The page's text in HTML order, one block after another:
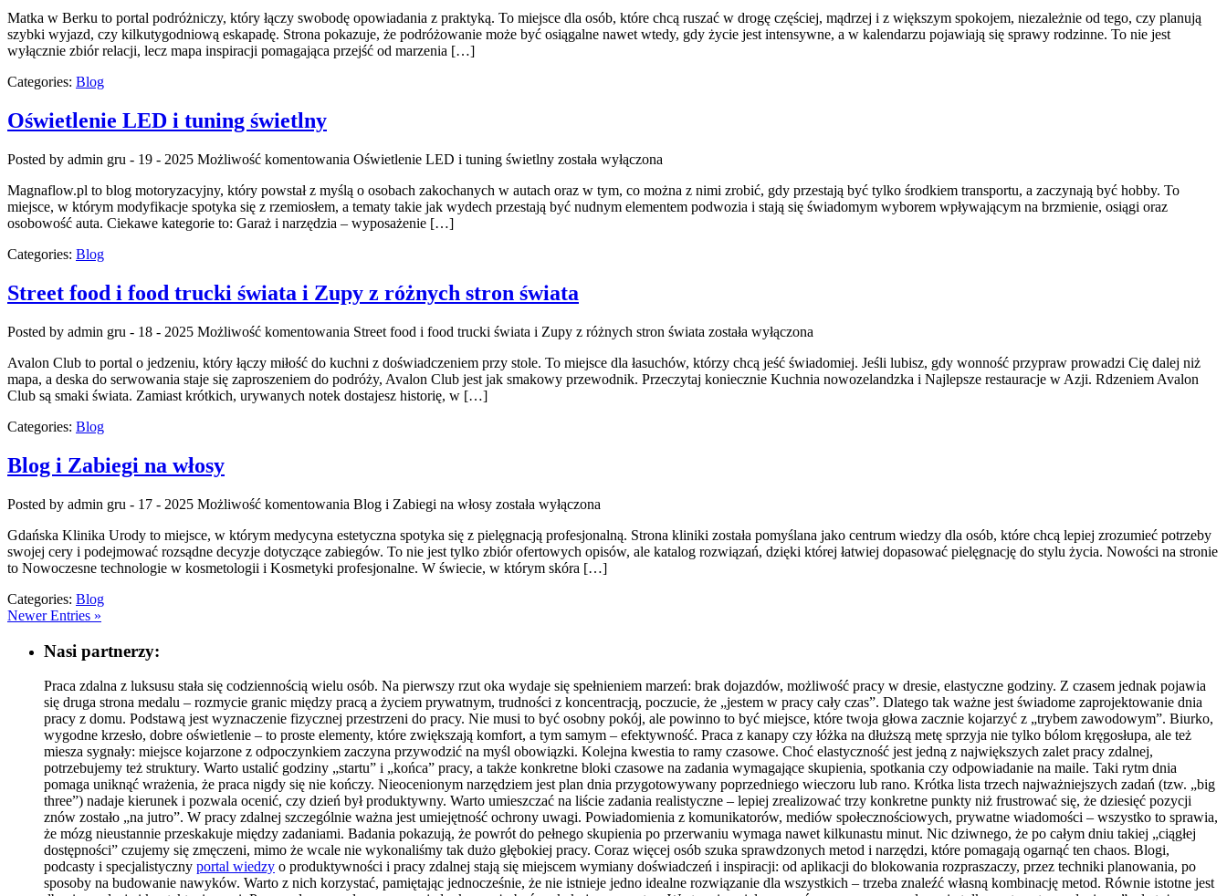
Matka w Berku to portal podróżniczy, który łączy swobodę opowiadania z praktyką. To miejsce dla osób, które chcą ruszać w drogę częściej, mądrzej i z większym spokojem, niezależnie od tego, czy planują
szybki wyjazd, czy kilkutygodniową eskapadę. Strona pokazuje, że podróżowanie może być osiągalne nawet wtedy, gdy życie jest intensywne, a w kalendarzu pojawiają się sprawy rodzinne. To nie jest
wyłącznie zbiór relacji, lecz mapa inspiracji pomagająca przejść od marzenia […]
Categories: Blog
Oświetlenie LED i tuning świetlny
Posted by admin gru - 19 - 2025 Możliwość komentowania Oświetlenie LED i tuning świetlny została wyłączona
Magnaflow.pl to blog motoryzacyjny, który powstał z myślą o osobach zakochanych w autach oraz w tym, co można z nimi zrobić, gdy przestają być tylko środkiem transportu, a zaczynają być hobby. To
miejsce, w którym modyfikacje spotyka się z rzemiosłem, a tematy takie jak wydech przestają być nudnym elementem podwozia i stają się świadomym wyborem wpływającym na brzmienie, osiągi oraz
osobowość auta. Ciekawe kategorie to: Garaż i narzędzia – wyposażenie […]
Categories: Blog
Street food i food trucki świata i Zupy z różnych stron świata
Posted by admin gru - 18 - 2025 Możliwość komentowania Street food i food trucki świata i Zupy z różnych stron świata została wyłączona
Avalon Club to portal o jedzeniu, który łączy miłość do kuchni z doświadczeniem przy stole. To miejsce dla łasuchów, którzy chcą jeść świadomiej. Jeśli lubisz, gdy wonność przypraw prowadzi Cię dalej niż
mapa, a deska do serwowania staje się zaproszeniem do podróży, Avalon Club jest jak smakowy przewodnik. Przeczytaj koniecznie Kuchnia nowozelandzka i Najlepsze restauracje w Azji. Rdzeniem Avalon
Club są smaki świata. Zamiast krótkich, urywanych notek dostajesz historię, w […]
Categories: Blog
Blog i Zabiegi na włosy
Posted by admin gru - 17 - 2025 Możliwość komentowania Blog i Zabiegi na włosy została wyłączona
Gdańska Klinika Urody to miejsce, w którym medycyna estetyczna spotyka się z pielęgnacją profesjonalną. Strona kliniki została pomyślana jako centrum wiedzy dla osób, które chcą lepiej zrozumieć potrzeby
swojej cery i podejmować rozsądne decyzje dotyczące zabiegów. To nie jest tylko zbiór ofertowych opisów, ale katalog rozwiązań, dzięki której łatwiej dopasować pielęgnację do stylu życia. Nowości na stronie
to Nowoczesne technologie w kosmetologii i Kosmetyki profesjonalne. W świecie, w którym skóra […]
Categories: Blog
Newer Entries »
Nasi partnerzy:
Praca zdalna z luksusu stała się codziennością wielu osób. Na pierwszy rzut oka wydaje się spełnieniem marzeń: brak dojazdów, możliwość pracy w dresie, elastyczne godziny. Z czasem jednak pojawia
się druga strona medalu – rozmycie granic między pracą a życiem prywatnym, trudności z koncentracją, poczucie, że „jestem w pracy cały czas”. Dlatego tak ważne jest świadome zaprojektowanie dnia
pracy z domu. Podstawą jest wyznaczenie fizycznej przestrzeni do pracy. Nie musi to być osobny pokój, ale powinno to być miejsce, które twoja głowa zacznie kojarzyć z „trybem zawodowym”. Biurko,
wygodne krzesło, dobre oświetlenie – to proste elementy, które zwiększają komfort, a tym samym – efektywność. Praca z kanapy czy łóżka na dłuższą metę sprzyja nie tylko bólom kręgosłupa, ale też
miesza sygnały: miejsce kojarzone z odpoczynkiem zaczyna przywodzić na myśl obowiązki. Kolejna kwestia to ramy czasowe. Choć elastyczność jest jedną z największych zalet pracy zdalnej,
potrzebujemy też struktury. Warto ustalić godziny „startu” i „końca” pracy, a także konkretne bloki czasowe na zadania wymagające skupienia, spotkania czy odpowiadanie na maile. Taki rytm dnia
pomaga uniknąć wrażenia, że praca nigdy się nie kończy. Nieocenionym narzędziem jest plan dnia przygotowywany poprzedniego wieczoru lub rano. Krótka lista trzech najważniejszych zadań (tzw. „big
three”) nadaje kierunek i pozwala ocenić, czy dzień był produktywny. Warto umieszczać na liście zadania realistyczne – lepiej zrealizować trzy konkretne punkty niż frustrować się, że dziesięć pozycji
znów zostało „na jutro”. W pracy zdalnej szczególnie ważna jest umiejętność ochrony uwagi. Powiadomienia z komunikatorów, mediów społecznościowych, prywatne wiadomości – wszystko to sprawia,
że mózg nieustannie przeskakuje między zadaniami. Badania pokazują, że powrót do pełnego skupienia po przerwaniu wymaga nawet kilkunastu minut. Nic dziwnego, że po całym dniu takiej „ciągłej
dostępności” czujemy się zmęczeni, mimo że wcale nie wykonaliśmy tak dużo głębokiej pracy. Coraz więcej osób szuka sprawdzonych metod i narzędzi, które pomagają ogarnąć ten chaos. Blogi,
podcasty i specjalistyczny portal wiedzy o produktywności i pracy zdalnej stają się miejscem wymiany doświadczeń i inspiracji: od aplikacji do blokowania rozpraszaczy, przez techniki planowania, po
sposoby na budowanie nawyków. Warto z nich korzystać, pamiętając jednocześnie, że nie istnieje jedno idealne rozwiązanie dla wszystkich – trzeba znaleźć własną kombinację metod. Równie istotne jest